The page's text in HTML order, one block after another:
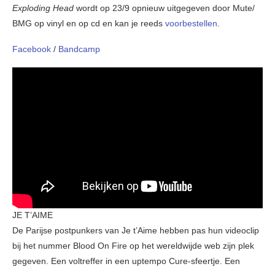
Exploding Head wordt op 23/9 opnieuw uitgegeven door Mute/
BMG op vinyl en op cd en kan je reeds voorbestellen
Facebook / Bandcamp
JE T’AIME
De Parijse postpunkers van Je t’Aime hebben pas hun videoclip
bij het nummer Blood On Fire op het wereldwijde web zijn plek
gegeven. Een voltreffer in een uptempo Cure-sfeertje. Een